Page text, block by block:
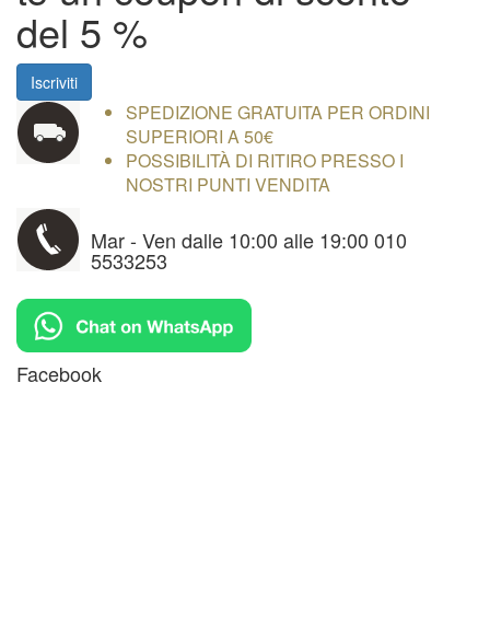
del 5 %
Iscriviti
SPEDIZIONE GRATUITA PER ORDINI
SUPERIORI A 50€
POSSIBILITÀ DI RITIRO PRESSO I
NOSTRI PUNTI VENDITA
Mar - Ven dalle 10:00 alle 19:00 010
5533253
Facebook